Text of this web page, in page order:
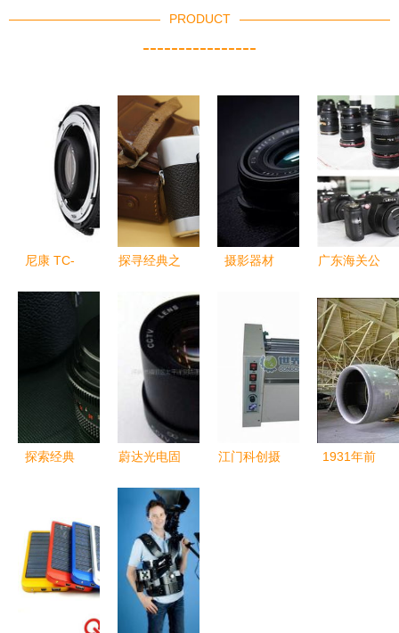
PRODUCT
----------------
尼康 TC-
镜深度评测
聊城百脑汇
摄影器材与
ZOL经销商
的选购指南
探寻经典之
Voigtländer
福伦达135
折叠相机、
Vitessa与
Ultron
50mm f/2
易指南
摄影器材
画面的主宰
广东海关公
走私摄影器
材，规范市
场秩序与保
障消费者权
益并举
探索经典
80mm f2.8
镜头二手市
场分析
蔚达光电固
百万像素
8mm镜头
专业光学摄
影器材的精
准之选
江门科创摄
1931年前